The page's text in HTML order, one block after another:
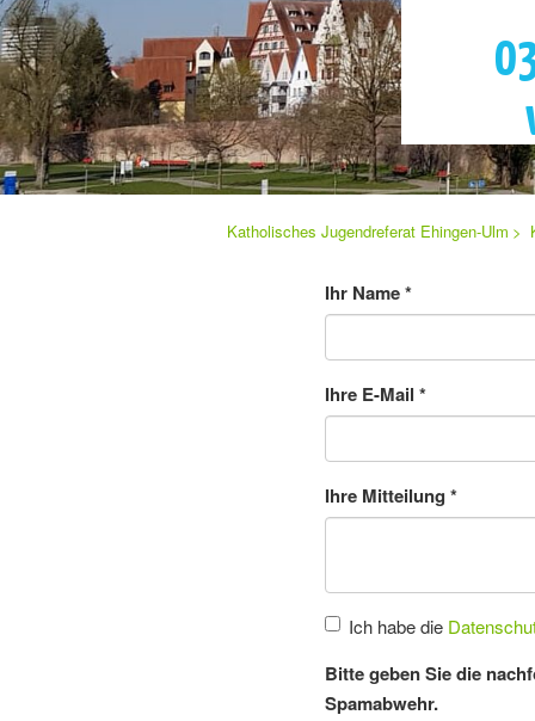
Sie
Navigation
Katholisches Jugendreferat Ehingen-Ulm
Ihr Name*
Ihre E-Mail*
Ihre Mitteilung*
Ich habe die
Bitte geben Sie die
Spamabwehr.